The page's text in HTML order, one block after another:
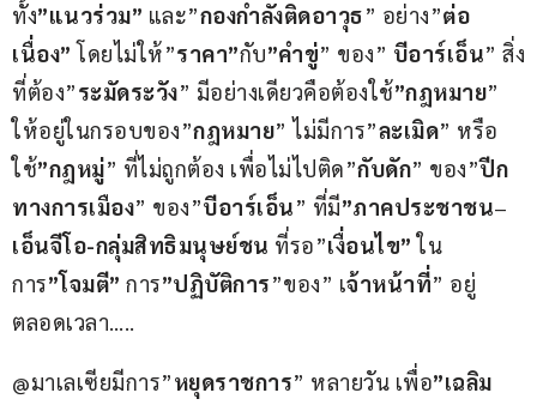
ทั้ง”แนวร่วม” และ”กองกำลังติดอาวุธ” อย่าง”ต่อ
เนื่อง” โดยไม่ให้”ราคา”กับ”คำขู่” ของ” บีอาร์เอ็น” สิ่ง
ที่ต้อง”ระมัดระวัง” มีอย่างเดียวคือต้องใช้”กฎหมาย”
ให้อยู่ในกรอบของ”กฎหมาย” ไม่มีการ”ละเมิด” หรือ
ใช้”กฎหมู่” ที่ไม่ถูกต้อง เพื่อไม่ไปติด”กับดัก” ของ”ปีก
ทางการเมือง” ของ”บีอาร์เอ็น” ที่มี”ภาคประชาชน–
เอ็นจีโอ-กลุ่มสิทธิมนุษย์ชน ที่รอ”เงื่อนไข” ใน
การ”โจมตี” การ”ปฏิบัติการ”ของ” เจ้าหน้าที่” อยู่
ตลอดเวลา…..
@มาเลเซียมีการ”หยุดราชการ” หลายวัน เพื่อ”เฉลิม